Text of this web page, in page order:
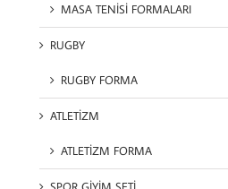
MASA TENİSİ FORMALARI
RUGBY
RUGBY FORMA
ATLETİZM
ATLETİZM FORMA
SPOR GİYİM SETİ